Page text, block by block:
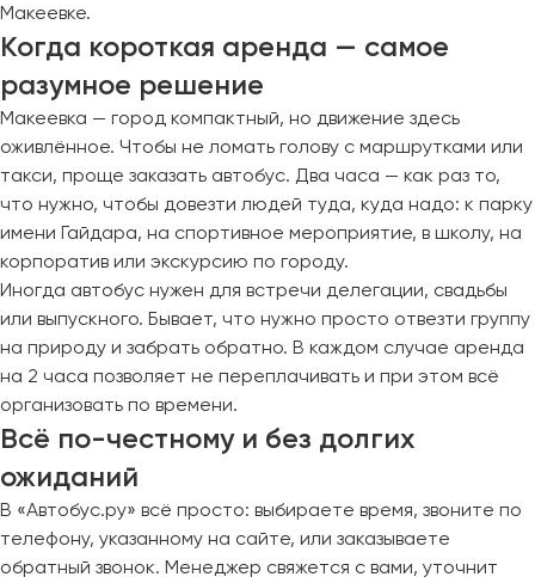
Макеевке.
Когда короткая аренда — самое
разумное решение
Макеевка — город компактный, но движение здесь
оживлённое. Чтобы не ломать голову с маршрутками или
такси, проще заказать автобус. Два часа — как раз то,
что нужно, чтобы довезти людей туда, куда надо: к парку
имени Гайдара, на спортивное мероприятие, в школу, на
корпоратив или экскурсию по городу.
Иногда автобус нужен для встречи делегации, свадьбы
или выпускного. Бывает, что нужно просто отвезти группу
на природу и забрать обратно. В каждом случае аренда
на 2 часа позволяет не переплачивать и при этом всё
организовать по времени.
Всё по-честному и без долгих
ожиданий
В «Автобус.ру» всё просто: выбираете время, звоните по
телефону, указанному на сайте, или заказываете
обратный звонок. Менеджер свяжется с вами, уточнит